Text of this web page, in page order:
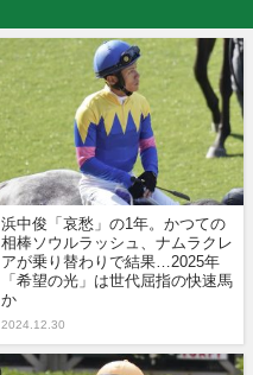
浜中俊「哀愁」の1年。かつての
相棒ソウルラッシュ、ナムラクレ
アが乗り替わりで結果…2025年
「希望の光」は世代屈指の快速馬
か
2024.12.30